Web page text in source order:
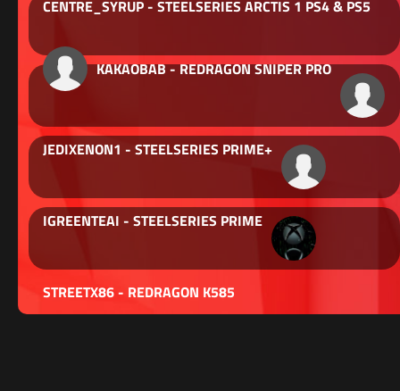
CENTRE_SYRUP - STEELSERIES ARCTIS 1 PS4 & PS5
KAKAOBAB - REDRAGON SNIPER PRO
JEDIXENON1 - STEELSERIES PRIME+
IGREENTEAI - STEELSERIES PRIME
STREETX86 - REDRAGON K585